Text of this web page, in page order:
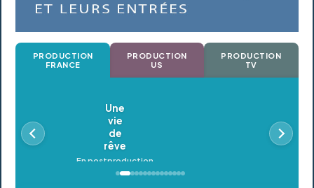
PRODUCTION
FRANCE
PRODUCTION
US
PRODUCTION
TV
Oldeupe
En postproduction